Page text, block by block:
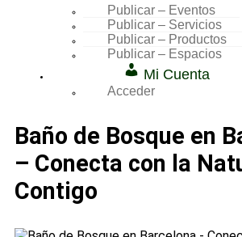
Publicar – Eventos
Publicar – Servicios
Publicar – Productos
Publicar – Espacios
Mi Cuenta
Acceder
Baño de Bosque en
– Conecta con la
Contigo